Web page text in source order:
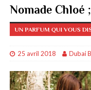
Nomade Chloé
UN PARFUM QUI VOUS
25 avril 2018 Dubai